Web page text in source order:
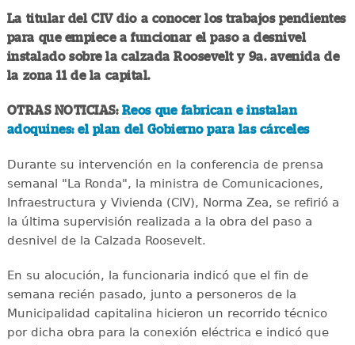
La titular del CIV dio a conocer los trabajos pendientes
para que empiece a funcionar el paso a desnivel
instalado sobre la calzada Roosevelt y 9a. avenida de
la zona 11 de la capital.
OTRAS NOTICIAS: Reos que fabrican e instalan
adoquines: el plan del Gobierno para las cárceles
Durante su intervención en la conferencia de prensa
semanal "La Ronda", la ministra de Comunicaciones,
Infraestructura y Vivienda (CIV), Norma Zea, se refirió a
la última supervisión realizada a la obra del paso a
desnivel de la Calzada Roosevelt.
En su alocución, la funcionaria indicó que el fin de
semana recién pasado, junto a personeros de la
Municipalidad capitalina hicieron un recorrido técnico
por dicha obra para la conexión eléctrica e indicó que